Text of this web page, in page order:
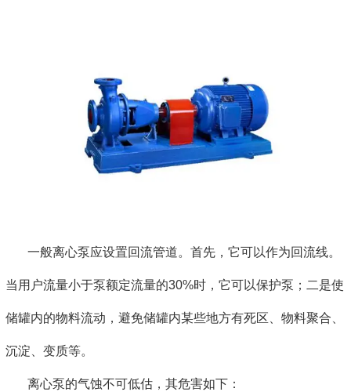
一般离心泵应设置回流管道。首先，它可以作为回流线。
当用户流量小于泵额定流量的30%时，它可以保护泵；二是使
储罐内的物料流动，避免储罐内某些地方有死区、物料聚合、
沉淀、变质等。
离心泵的气蚀不可低估，其危害如下：